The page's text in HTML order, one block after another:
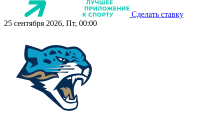
Сделать ставку
25 сентября 2026, Пт, 00:00